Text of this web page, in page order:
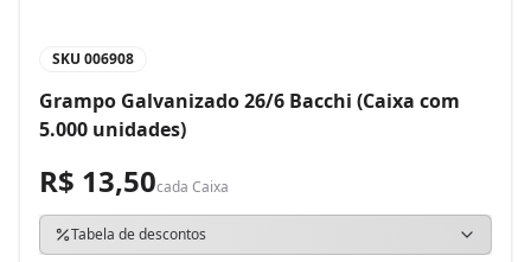
SKU 006908
Grampo Galvanizado 26/6 Bacchi (Caixa com
5.000 unidades)
R$ 13,50cada Caixa
Tabela de descontos